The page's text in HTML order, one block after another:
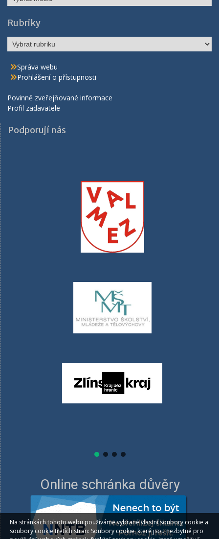
článků
Rubriky
Rubriky
Správa webu
Prohlášení o přístupnosti
Povinně zveřejňované informace
Profil zadavatele
Podporují nás
Online schránka důvěry
Na stránkách tohoto webu používáme vybrané vlastní soubory cookie a
soubory cookie třetích stran: Soubory cookie, které jsou nezbytné pro